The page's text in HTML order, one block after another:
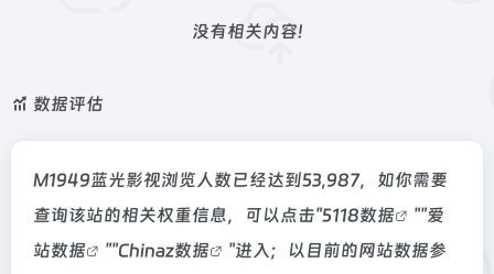
没有相关内容!
数据评估
M1949蓝光影视浏览人数已经达到53,987，如你需要
查询该站的相关权重信息，可以点击"5118数据 ""爱
站数据
""Chinaz数据
"进入；以目前的网站数据参